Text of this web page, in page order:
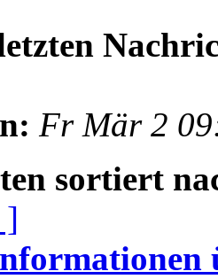
Fr Mär 2
sortiert
]